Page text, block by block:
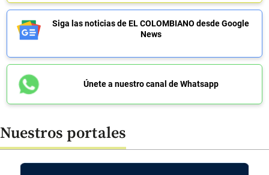
Siga las noticias de EL COLOMBIANO desde Google
News
Únete a nuestro canal de Whatsapp
Nuestros portales